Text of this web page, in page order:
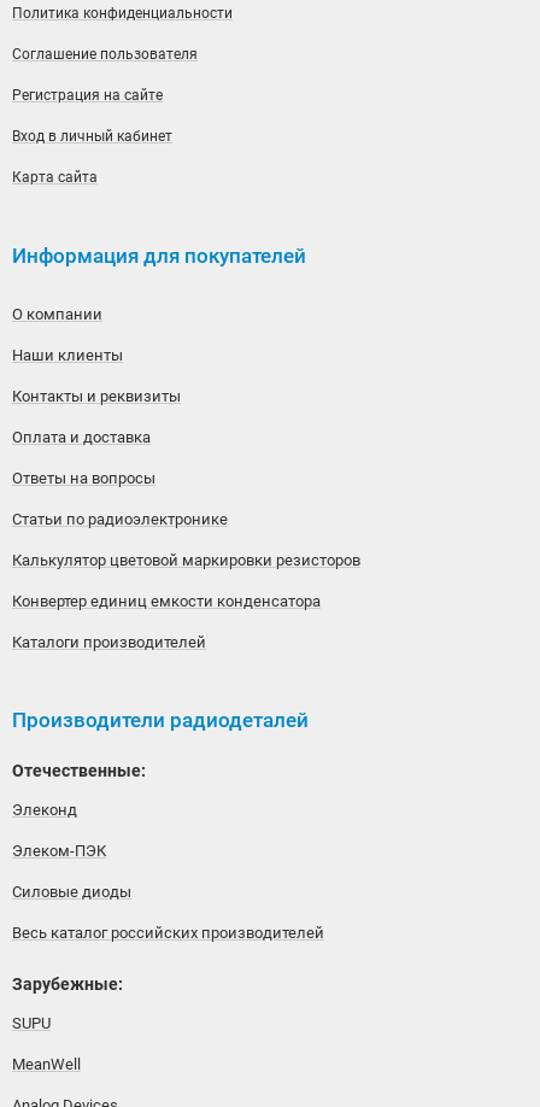
Политика конфиденциальности
Соглашение пользователя
Регистрация на сайте
Вход в личный кабинет
Карта сайта
Информация для покупателей
О компании
Наши клиенты
Контакты и реквизиты
Оплата и доставка
Ответы на вопросы
Статьи по радиоэлектронике
Калькулятор цветовой маркировки резисторов
Конвертер единиц емкости конденсатора
Каталоги производителей
Производители радиодеталей
Отечественные:
Элеконд
Элеком-ПЭК
Силовые диоды
Весь каталог российских производителей
Зарубежные:
SUPU
MeanWell